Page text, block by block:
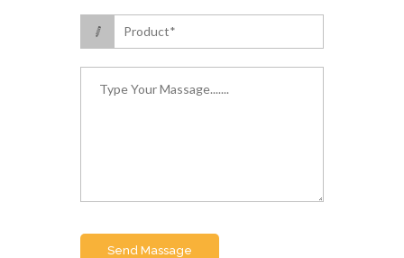
Send Massage